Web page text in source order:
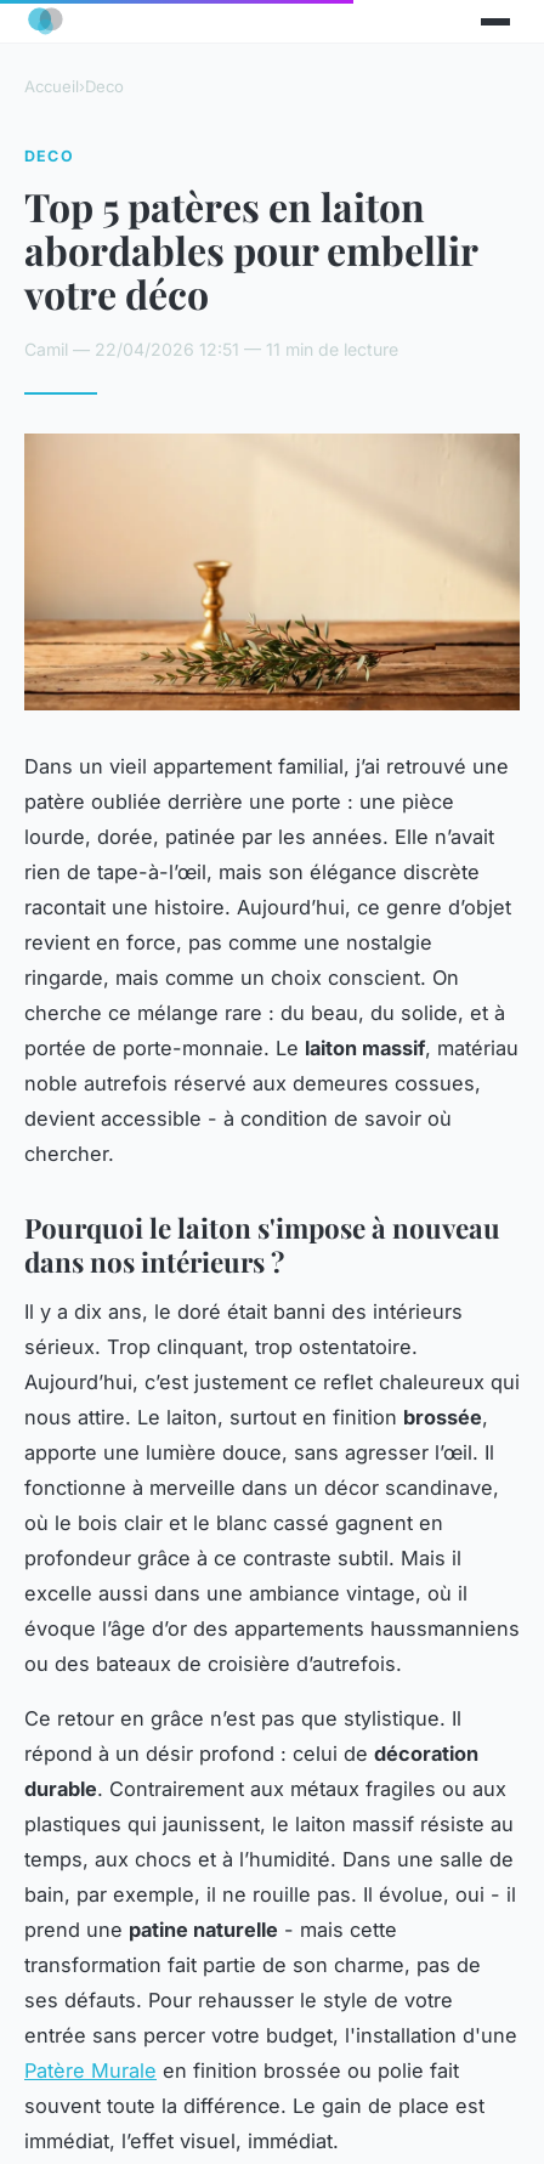
Accueil›Deco
DECO
Top 5 patères en laiton
abordables pour embellir
votre déco
Camil — 22/04/2026 12:51 — 11 min de lecture
Dans un vieil appartement familial, j’ai retrouvé une
patère oubliée derrière une porte : une pièce
lourde, dorée, patinée par les années. Elle n’avait
rien de tape-à-l’œil, mais son élégance discrète
racontait une histoire. Aujourd’hui, ce genre d’objet
revient en force, pas comme une nostalgie
ringarde, mais comme un choix conscient. On
cherche ce mélange rare : du beau, du solide, et à
portée de porte-monnaie. Le laiton massif, matériau
noble autrefois réservé aux demeures cossues,
devient accessible - à condition de savoir où
chercher.
Pourquoi le laiton s'impose à nouveau
dans nos intérieurs ?
Il y a dix ans, le doré était banni des intérieurs
sérieux. Trop clinquant, trop ostentatoire.
Aujourd’hui, c’est justement ce reflet chaleureux qui
nous attire. Le laiton, surtout en finition brossée,
apporte une lumière douce, sans agresser l’œil. Il
fonctionne à merveille dans un décor scandinave,
où le bois clair et le blanc cassé gagnent en
profondeur grâce à ce contraste subtil. Mais il
excelle aussi dans une ambiance vintage, où il
évoque l’âge d’or des appartements haussmanniens
ou des bateaux de croisière d’autrefois.
Ce retour en grâce n’est pas que stylistique. Il
répond à un désir profond : celui de décoration
durable. Contrairement aux métaux fragiles ou aux
plastiques qui jaunissent, le laiton massif résiste au
temps, aux chocs et à l’humidité. Dans une salle de
bain, par exemple, il ne rouille pas. Il évolue, oui - il
prend une patine naturelle - mais cette
transformation fait partie de son charme, pas de
ses défauts. Pour rehausser le style de votre
entrée sans percer votre budget, l'installation d'une
Patère Murale en finition brossée ou polie fait
souvent toute la différence. Le gain de place est
immédiat, l’effet visuel, immédiat.